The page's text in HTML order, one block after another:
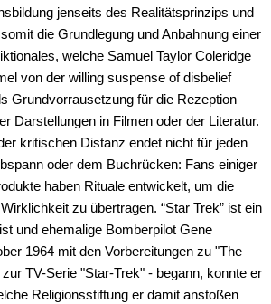
jenseits des Realitätsprinzips und
die Grundlegung und Anbahnung einer
welche Samuel Taylor Coleridge
von der willing suspense of disbelief
Grundvorrausetzung für die Rezeption
Darstellungen in Filmen oder der Literatur.
kritischen Distanz endet nicht für jeden
oder dem Buchrücken: Fans einiger
haben Rituale entwickelt, um die
zu übertragen. “Star Trek” ist ein
und ehemalige Bomberpilot Gene
1964 mit den Vorbereitungen zu "The
TV-Serie "Star-Trek" - begann, konnte er
Religionsstiftung er damit anstoßen